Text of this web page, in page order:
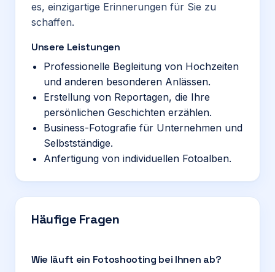
es, einzigartige Erinnerungen für Sie zu
schaffen.
Unsere Leistungen
Professionelle Begleitung von Hochzeiten
und anderen besonderen Anlässen.
Erstellung von Reportagen, die Ihre
persönlichen Geschichten erzählen.
Business-Fotografie für Unternehmen und
Selbstständige.
Anfertigung von individuellen Fotoalben.
Häufige Fragen
Wie läuft ein Fotoshooting bei Ihnen ab?